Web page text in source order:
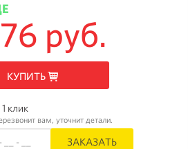
руб.
КУПИТЬ
клик
вам, уточнит детали.
ЗАКАЗАТЬ